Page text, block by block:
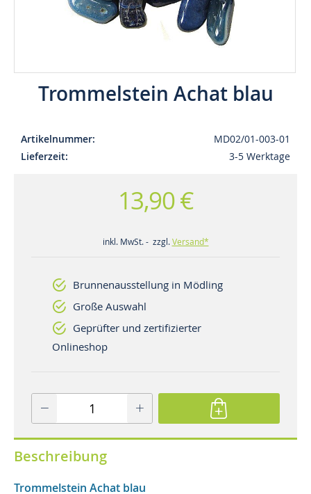
Trommelstein Achat blau
Artikelnummer
MD02/01-003-01
Lieferzeit
3-5 Werktage
13,90 €
inkl. MwSt. - zzgl.Versand*
Brunnenausstellung in Mödling
Große Auswahl
Geprüfter und zertifizierter
Onlineshop
Beschreibung
Trommelstein Achat blau